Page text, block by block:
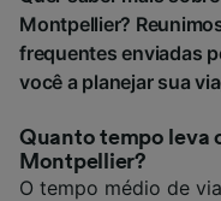
Montpellier?
frequentes enviadas
você a planejar sua
Quanto tempo leva
Montpellier?
O tempo médio de